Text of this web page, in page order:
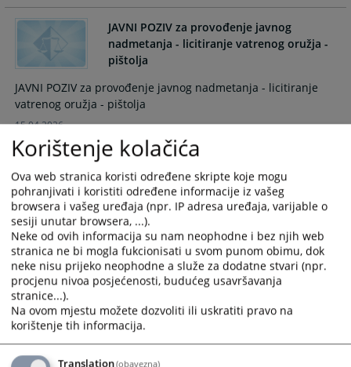
JAVNI POZIV za provođenje javnog
nadmetanja - licitiranje vatrenog oružja -
pištolja
JAVNI POZIV za provođenje javnog nadmetanja - licitiranje
vatrenog oružja - pištolja
15.04.2026.
Dojave o postavljenim eksplozivnim
napravama u zgradi Kantonalnog i
Općinskog suda u Sarajevu
Dana 15.10.2025. godine službenici Centra sudske policije u
Kantonu Sarajevo su u tri navrata, u vremenskom okviru od
cca 10 minuta, obaviješteni da je u zgradi Kantonalnog i
Općinskog suda u Sarajevu postavljena minsko - eksplozivna
naprava.
15.10.2025.
Korištenje kolačića
Ova web stranica koristi određene skripte koje mogu
pohranjivati i koristiti određene informacije iz vašeg
browsera i vašeg uređaja (npr. IP adresa uređaja, varijable o
sesiji unutar browsera, ...).
Neke od ovih informacija su nam neophodne i bez njih web
stranica ne bi mogla fukcionisati u svom punom obimu, dok
neke nisu prijeko neophodne a služe za dodatne stvari (npr.
procjenu nivoa posjećenosti, budućeg usavršavanja
stranice...).
Na ovom mjestu možete dozvoliti ili uskratiti pravo na
korištenje tih informacija.
Translation(obavezna)